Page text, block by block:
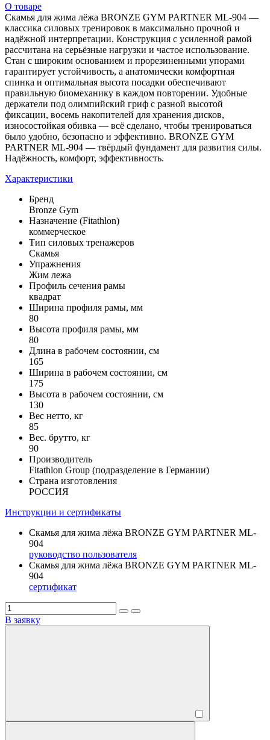
О товаре
Скамья для жима лёжа BRONZE GYM PARTNER ML-904 —
классика силовых тренировок в максимально прочной и
надёжной интерпретации. Конструкция с усиленной рамой
рассчитана на серьёзные нагрузки и частое использование.
Стан с широким основанием и прорезиненными упорами
гарантирует устойчивость, а анатомически комфортная
спинка и оптимальная высота посадки обеспечивают
правильную биомеханику в каждом повторении. Удобные
держатели под олимпийский гриф с разной высотой
фиксации, восемь накопителей для хранения дисков,
износостойкая обивка — всё сделано, чтобы тренироваться
было удобно, безопасно и эффективно. BRONZE GYM
PARTNER ML-904 — твёрдый фундамент для развития силы.
Надёжность, комфорт, эффективность.
Характеристики
Бренд
Bronze Gym
Назначение (Fitathlon)
коммерческое
Тип силовых тренажеров
Скамья
Упражнения
Жим лежа
Профиль сечения рамы
квадрат
Ширина профиля рамы, мм
80
Высота профиля рамы, мм
80
Длина в рабочем состоянии, см
165
Ширина в рабочем состоянии, см
175
Высота в рабочем состоянии, см
130
Вес нетто, кг
85
Вес. брутто, кг
90
Производитель
Fitathlon Group (подразделение в Германии)
Страна изготовления
РОССИЯ
Инструкции и сертификаты
Скамья для жима лёжа BRONZE GYM PARTNER ML-
904
руководство пользователя
Скамья для жима лёжа BRONZE GYM PARTNER ML-
904
сертификат
В заявку